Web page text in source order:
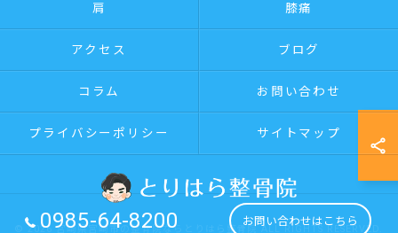
0985-64-8200 お問い合わせはこちら
肩 膝痛
アクセス ブログ
コラム お問い合わせ
プライバシーポリシー サイトマップ
© 2026 宮崎県宮崎市の整骨院ならとりはら整骨院 ALL RIGHTS RESERVED.